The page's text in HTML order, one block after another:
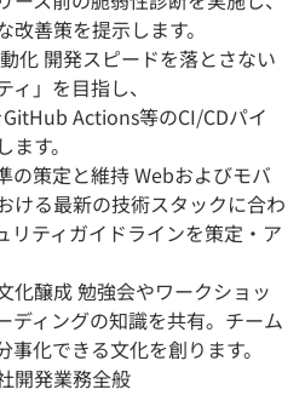
善策を提示します。
化 開発スピードを落とさない
ィ」を目指し、
Actions等のCI/CDパイ
す。
の策定と維持 Webおよびモバ
ける最新の技術スタックに合わ
ティガイドラインを策定・ア
化醸成 勉強会やワークショッ
ディングの知識を共有。チーム
化できる文化を創ります。
開発業務全般